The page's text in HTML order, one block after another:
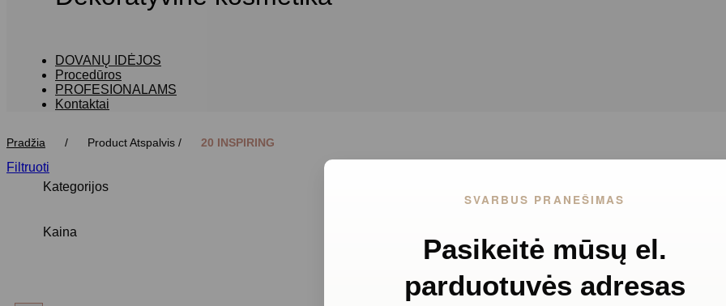
SVARBUS PRANEŠIMAS
Pasikeitė mūsų el.
parduotuvės adresas
DOVANŲ IDĖJOS
Procedūros
PROFESIONALAMS
Kontaktai
Pradžia / Product Atspalvis / 20 INSPIRING
Filtruoti
Kategorijos
Rekomendacija rudeniui
Kaina
Filtruoti